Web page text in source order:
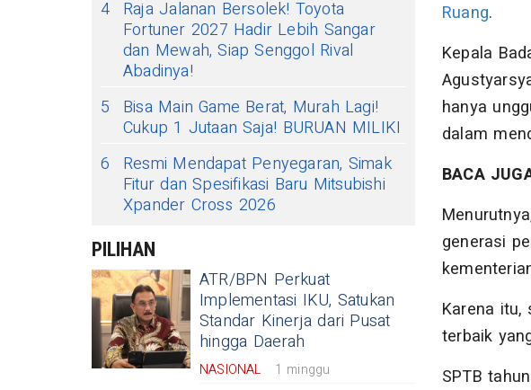
4 Raja Jalanan Bersolek! Toyota
Fortuner 2027 Hadir Lebih Sangar
dan Mewah, Siap Senggol Rival
Abadinya!
5
Bisa Main Game Berat, Murah Lagi!
Cukup 1 Jutaan Saja! BURUAN MILIKI
6
Resmi Mendapat Penyegaran, Simak
Fitur dan Spesifikasi Baru Mitsubishi
Xpander Cross 2026
PILIHAN
ATR/BPN Perkuat
Implementasi IKU, Satukan
Standar Kinerja dari Pusat
hingga Daerah
NASIONAL 1 minggu
Ruang.
Kepala
hanya
dalam
BACA
generasi
Karena
terbaik
SPTB